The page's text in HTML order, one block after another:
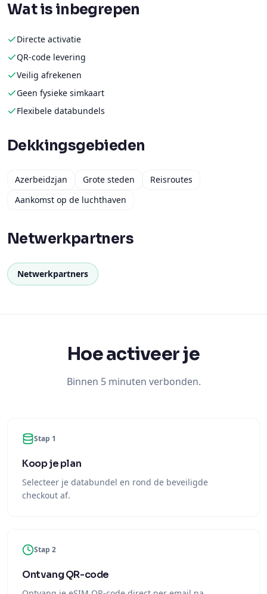
Wat is inbegrepen
Directe activatie
QR-code levering
Veilig afrekenen
Geen fysieke simkaart
Flexibele databundels
Dekkingsgebieden
Azerbeidzjan Grote steden
Reisroutes
Aankomst op de luchthaven
Netwerkpartners
Netwerkpartners
Hoe activeer je
Binnen 5 minuten verbonden.
Stap 1
Koop je plan
Selecteer je databundel en rond de beveiligde
checkout af.
Stap 2
Ontvang QR-code